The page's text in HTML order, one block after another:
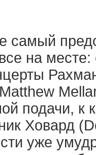
самый
на
подачи, к
Ховард
уже